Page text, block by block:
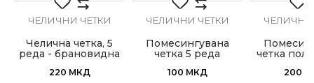
ЧЕЛИЧНИ ЧЕТКИ
Челична четка, 5
реда - брановидна
220 МКД
ЧЕЛИЧНИ ЧЕТКИ
Помесингувана
четка 5 реда
100 МКД
ЧЕЛИЧНИ
четка
200